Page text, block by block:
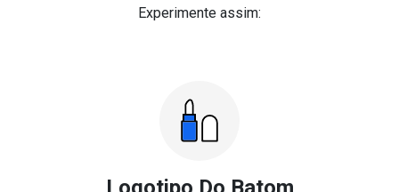
Experimente assim: